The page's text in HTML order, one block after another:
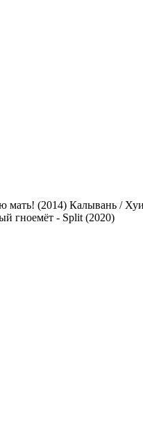
мать! (2014) Калывань /
гноемёт - Split (2020)